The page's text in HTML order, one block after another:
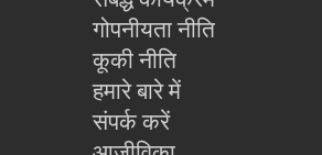
गोपनीयता नीति
कूकी नीति
हमारे बारे में
संपर्क करें